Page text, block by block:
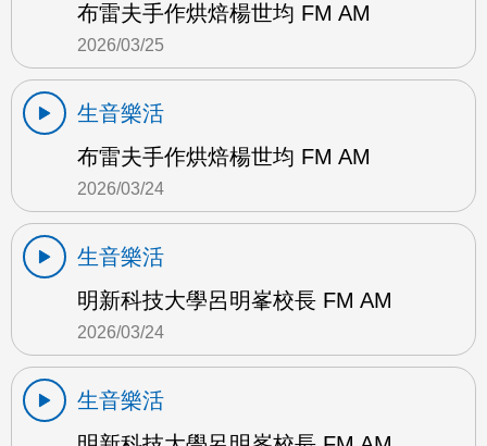
布雷夫手作烘焙楊世均 FM AM
2026/03/25
生音樂活
布雷夫手作烘焙楊世均 FM AM
2026/03/24
生音樂活
明新科技大學呂明峯校長 FM AM
2026/03/24
生音樂活